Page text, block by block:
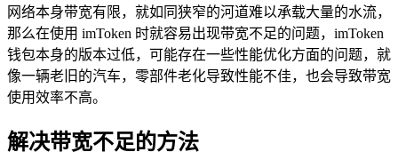
网络本身带宽有限，就如同狭窄的河道难以承载大量的水流，
那么在使用 imToken 时就容易出现带宽不足的问题，imToken
钱包本身的版本过低，可能存在一些性能优化方面的问题，就
像一辆老旧的汽车，零部件老化导致性能不佳，也会导致带宽
使用效率不高。
解决带宽不足的方法